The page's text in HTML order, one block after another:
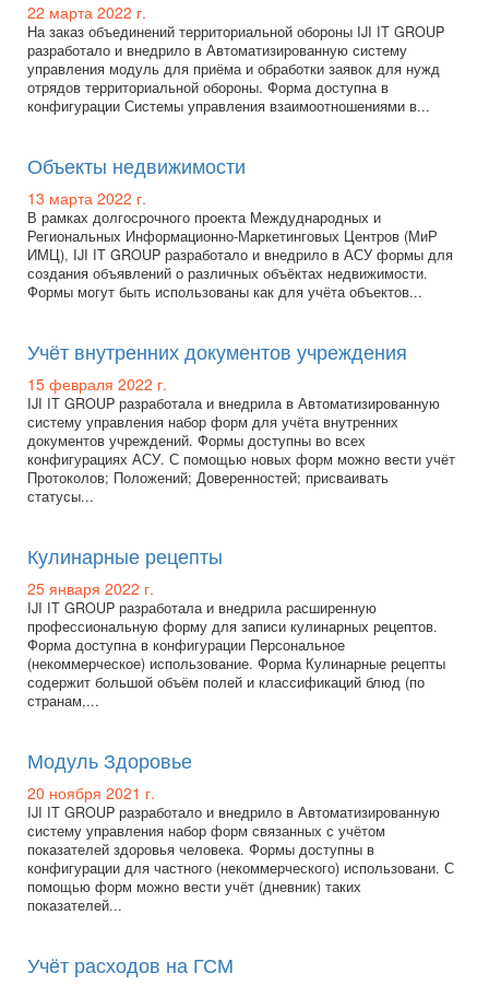
22 марта 2022 г.
На заказ объединений территориальной обороны IJI IT GROUP
разработало и внедрило в Автоматизированную систему
управления модуль для приёма и обработки заявок для нужд
отрядов территориальной обороны. Форма доступна в
конфигурации Системы управления взаимоотношениями в...
Объекты недвижимости
13 марта 2022 г.
В рамках долгосрочного проекта Междуднародных и
Региональных Информационно-Маркетинговых Центров (МиР
ИМЦ), IJI IT GROUP разработало и внедрило в АСУ формы для
создания объявлений о различных объёктах недвижимости.
Формы могут быть использованы как для учёта объектов...
Учёт внутренних документов учреждения
15 февраля 2022 г.
IJI IT GROUP разработала и внедрила в Автоматизированную
систему управления набор форм для учёта внутренних
документов учреждений. Формы доступны во всех
конфигурациях АСУ. С помощью новых форм можно вести учёт
Протоколов; Положений; Доверенностей; присваивать
статусы...
Кулинарные рецепты
25 января 2022 г.
IJI IT GROUP разработала и внедрила расширенную
профессиональную форму для записи кулинарных рецептов.
Форма доступна в конфигурации Персональное
(некоммерческое) использование. Форма Кулинарные рецепты
содержит большой объём полей и классификаций блюд (по
странам,...
Модуль Здоровье
20 ноября 2021 г.
IJI IT GROUP разработало и внедрило в Автоматизированную
систему управления набор форм связанных с учётом
показателей здоровья человека. Формы доступны в
конфигурации для частного (некоммерческого) использовани. С
помощью форм можно вести учёт (дневник) таких
показателей...
Учёт расходов на ГСМ